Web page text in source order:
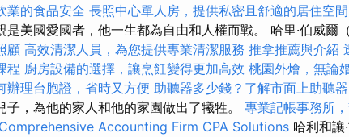
業的食品安全 長照中心單人房，提供私密且舒適的居住空間
是美國愛國者，他一生都為自由和人權而戰。 哈里·伯威爾
顧 高效清潔人員，為您提供專業清潔服務 推拿推薦與介紹
程 廚房設備的選擇，讓烹飪變得更加高效 桃園外燴，無論
辦理台胞證，省時又方便 助聽器多少錢？了解市面上助聽
子，為他的家人和他的家園做出了犧牲。 專業記帳事務所
Comprehensive Accounting Firm CPA Solutions 哈利和